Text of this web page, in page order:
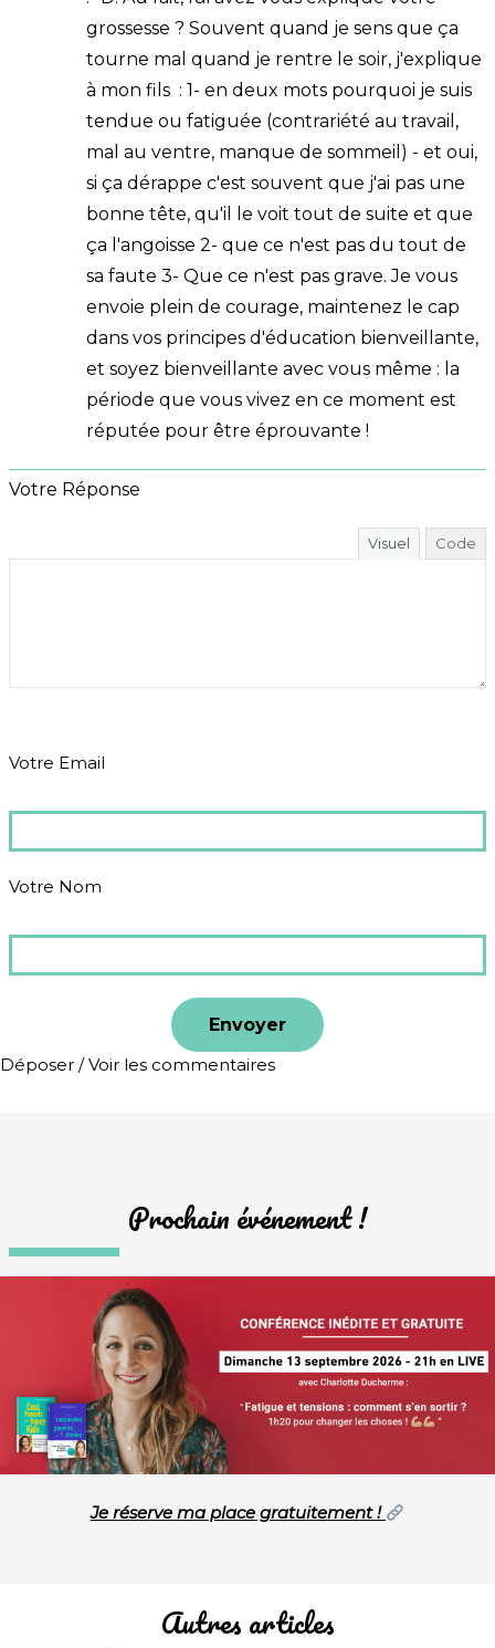
grossesse ? Souvent quand je sens que ça
tourne mal quand je rentre le soir, j'explique
à mon fils : 1- en deux mots pourquoi je suis
tendue ou fatiguée (contrariété au travail,
mal au ventre, manque de sommeil) - et oui,
si ça dérappe c'est souvent que j'ai pas une
bonne tête, qu'il le voit tout de suite et que
ça l'angoisse 2- que ce n'est pas du tout de
sa faute 3- Que ce n'est pas grave. Je vous
envoie plein de courage, maintenez le cap
dans vos principes d'éducation bienveillante,
et soyez bienveillante avec vous même : la
période que vous vivez en ce moment est
réputée pour être éprouvante !
Votre Réponse
Visuel Code
Votre Email
Votre Nom
Déposer / Voir les commentaires
Prochain événement !
Je réserve ma place gratuitement !
Autres articles